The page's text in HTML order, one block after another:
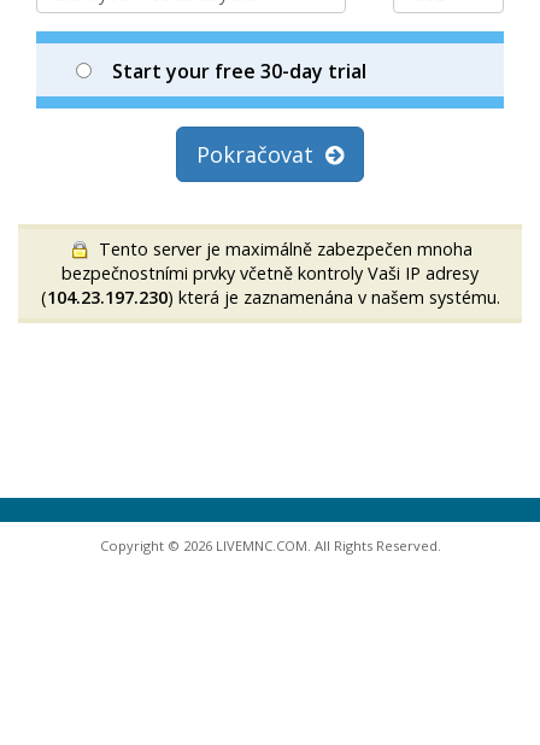
Start your free 30-day trial
Pokračovat
Tento server je maximálně zabezpečen mnoha
bezpečnostními prvky včetně kontroly Vaši IP adresy
(104.23.197.230) která je zaznamenána v našem systému.
Copyright © 2026 LIVEMNC.COM. All Rights Reserved.